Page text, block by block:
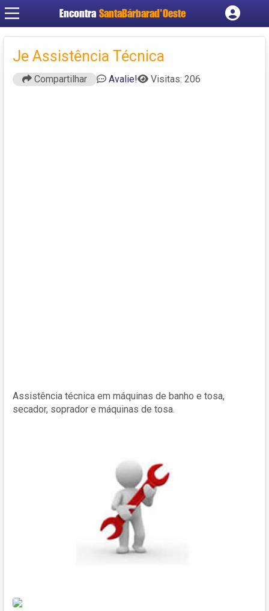
Encontra SantaBárbarad'Oeste
Cadastrar empresa
Criar conta
Je Assistência Técnica
Compartilhar Avalie! Visitas: 206
Assistência técnica em máquinas de banho e tosa,
secador, soprador e máquinas de tosa.